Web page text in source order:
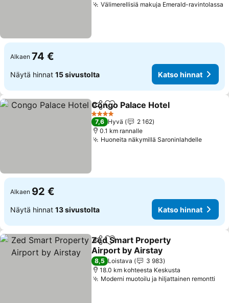
Välimerellisiä makuja Emerald-ravintolassa
Alkaen 74 €
Näytä hinnat 15 sivustolta Katso hinnat
Jaa Lisää suosikkeihin
Congo Palace Hotel
4 Tähtiluokitus
7,6 Hyvä
2 162
0.1 km rannalle
Huoneita näkymillä Saroninlahdelle
Alkaen 92 €
Näytä hinnat 13 sivustolta Katso hinnat
Jaa Lisää suosikkeihin
Zed Smart Property
Airport by Airstay
8,5 Loistava
3 983
18.0 km kohteesta Keskusta
Moderni muotoilu ja hiljattainen remontti